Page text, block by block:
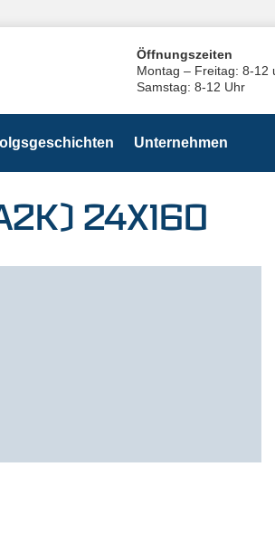
Öffnungszeiten
Montag – Freitag: 8-12
Samstag: 8-12 Uhr
Unternehmen
24X160